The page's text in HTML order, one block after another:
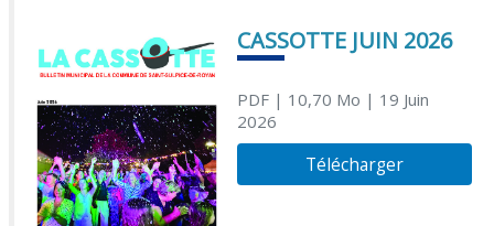
CASSOTTE JUIN 2026
PDF| 10,70 Mo | 19 Juin
2026
Télécharger